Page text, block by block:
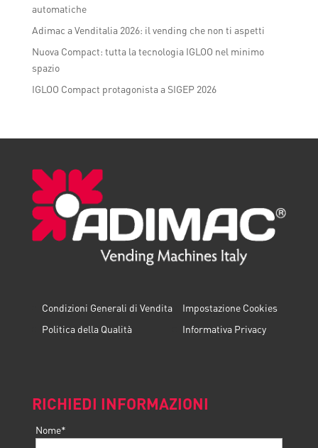
automatiche
Adimac a Venditalia 2026: il vending che non ti aspetti
Nuova Compact: tutta la tecnologia IGLOO nel minimo
spazio
IGLOO Compact protagonista a SIGEP 2026
Condizioni Generali di Vendita
Politica della Qualità
Impostazione Cookies
Informativa Privacy
RICHIEDI INFORMAZIONI
Nome*